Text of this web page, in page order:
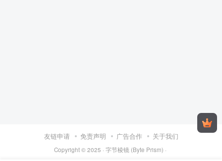
友链申请 免责声明 广告合作 关于我们
Copyright © 2025 · 字节棱镜 (Byte Prism) ·